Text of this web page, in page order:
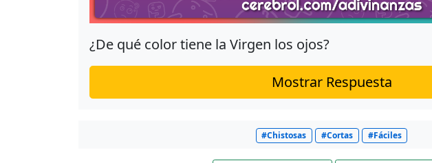
¿De qué color tiene la Virgen los ojos?
Mostrar Respuesta
#Chistosas #Cortas #Fáciles